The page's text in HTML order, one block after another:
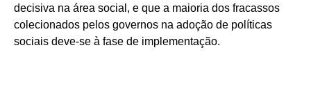
decisiva na área social, e que a maioria dos fracassos
colecionados pelos governos na adoção de políticas
sociais deve-se à fase de implementação.